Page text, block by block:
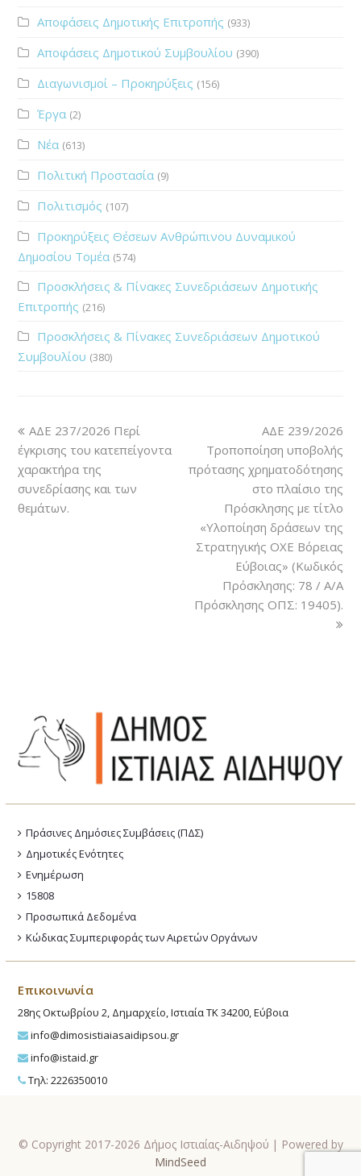
Αποφάσεις Δημοτικής Επιτροπής (933)
Αποφάσεις Δημοτικού Συμβουλίου (390)
Διαγωνισμοί – Προκηρύξεις (156)
Έργα (2)
Νέα (613)
Πολιτική Προστασία (9)
Πολιτισμός (107)
Προκηρύξεις Θέσεων Ανθρώπινου Δυναμικού
Δημοσίου Τομέα (574)
Προσκλήσεις & Πίνακες Συνεδριάσεων Δημοτικής
Επιτροπής (216)
Προσκλήσεις & Πίνακες Συνεδριάσεων Δημοτικού
Συμβουλίου (380)
ΑΔΕ 237/2026 Περί
έγκρισης του κατεπείγοντα
χαρακτήρα της
συνεδρίασης και των
θεμάτων.
ΑΔΕ 239/2026
Τροποποίηση υποβολής
πρότασης χρηματοδότησης
στο πλαίσιο της
Πρόσκλησης με τίτλο
«Υλοποίηση δράσεων της
Στρατηγικής ΟΧΕ Βόρειας
Εύβοιας» (Κωδικός
Πρόσκλησης: 78 / A/A
Πρόσκλησης ΟΠΣ: 19405).
Πράσινες Δημόσιες Συμβάσεις (ΠΔΣ)
Δημοτικές Ενότητες
Ενημέρωση
15808
Προσωπικά Δεδομένα
Κώδικας Συμπεριφοράς των Αιρετών Οργάνων
Επικοινωνία
28ης Οκτωβρίου 2, Δημαρχείο, Ιστιαία ΤΚ 34200, Εύβοια
info@dimosistiaiasaidipsou.gr
info@istaid.gr
Τηλ: 2226350010
© Copyright 2017-2026 Δήμος Ιστιαίας-Αιδηψού | Powered by
MindSeed